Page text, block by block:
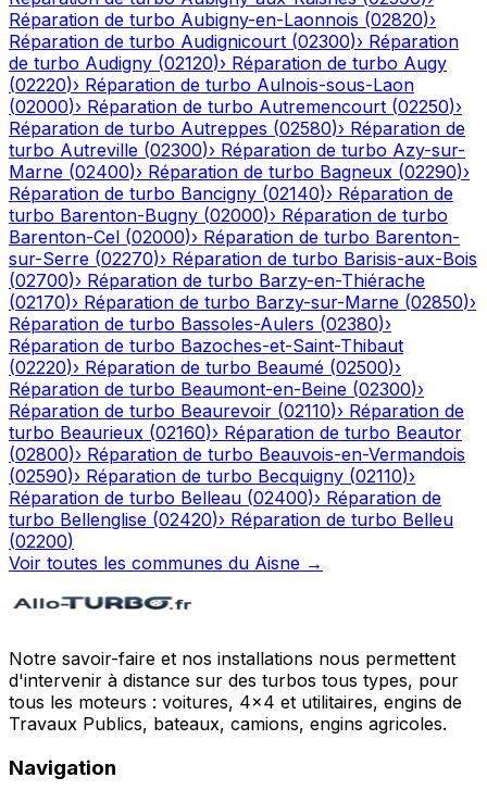
Réparation de turbo Aubigny-en-Laonnois (02820)›
Réparation de turbo Audignicourt (02300)› Réparation
de turbo Audigny (02120)› Réparation de turbo Augy
(02220)› Réparation de turbo Aulnois-sous-Laon
(02000)› Réparation de turbo Autremencourt (02250)›
Réparation de turbo Autreppes (02580)› Réparation de
turbo Autreville (02300)› Réparation de turbo Azy-sur-
Marne (02400)› Réparation de turbo Bagneux (02290)›
Réparation de turbo Bancigny (02140)› Réparation de
turbo Barenton-Bugny (02000)› Réparation de turbo
Barenton-Cel (02000)› Réparation de turbo Barenton-
sur-Serre (02270)› Réparation de turbo Barisis-aux-Bois
(02700)› Réparation de turbo Barzy-en-Thiérache
(02170)› Réparation de turbo Barzy-sur-Marne (02850)›
Réparation de turbo Bassoles-Aulers (02380)›
Réparation de turbo Bazoches-et-Saint-Thibaut
(02220)› Réparation de turbo Beaumé (02500)›
Réparation de turbo Beaumont-en-Beine (02300)›
Réparation de turbo Beaurevoir (02110)› Réparation de
turbo Beaurieux (02160)› Réparation de turbo Beautor
(02800)› Réparation de turbo Beauvois-en-Vermandois
(02590)› Réparation de turbo Becquigny (02110)›
Réparation de turbo Belleau (02400)› Réparation de
turbo Bellenglise (02420)› Réparation de turbo Belleu
(02200)
Voir toutes les communes du Aisne →
Notre savoir-faire et nos installations nous permettent
d'intervenir à distance sur des turbos tous types, pour
tous les moteurs : voitures, 4x4 et utilitaires, engins de
Travaux Publics, bateaux, camions, engins agricoles.
Navigation